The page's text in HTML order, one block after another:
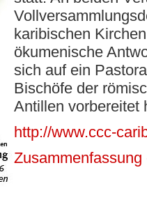
karibischen
ökumenische
sich auf ein
Bischöfe der
Antillen vorbereitet
http://www.ccc-